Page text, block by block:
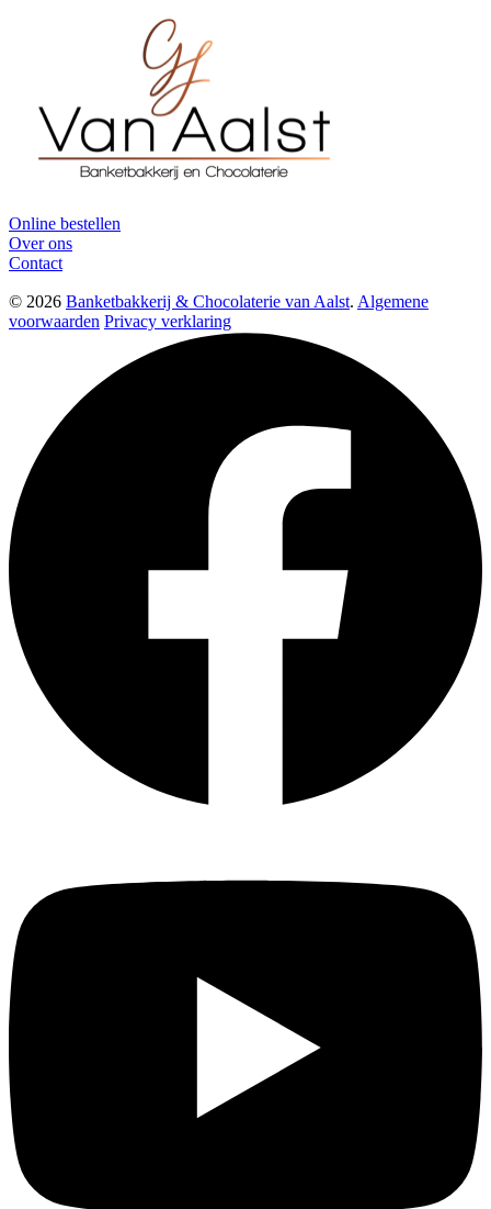
Online bestellen
Over ons
Contact
© 2026 Banketbakkerij & Chocolaterie van Aalst. Algemene
voorwaarden Privacy verklaring